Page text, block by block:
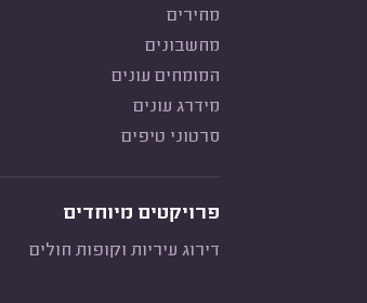
מחירים
מחשבונים
המומחים עונים
מידרג עונים
סרטוני טיפים
פרויקטים מיוחדים
דירוג עיריות וקופות חולים